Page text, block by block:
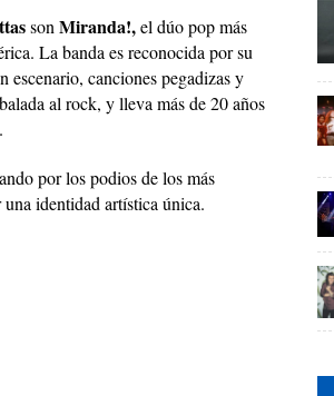
sonMiranda!,el dúo pop más
La banda es reconocida por su
escenario, canciones pegadizas y
al rock, y lleva más de 20 años
por los podios de los más
identidad artística única.